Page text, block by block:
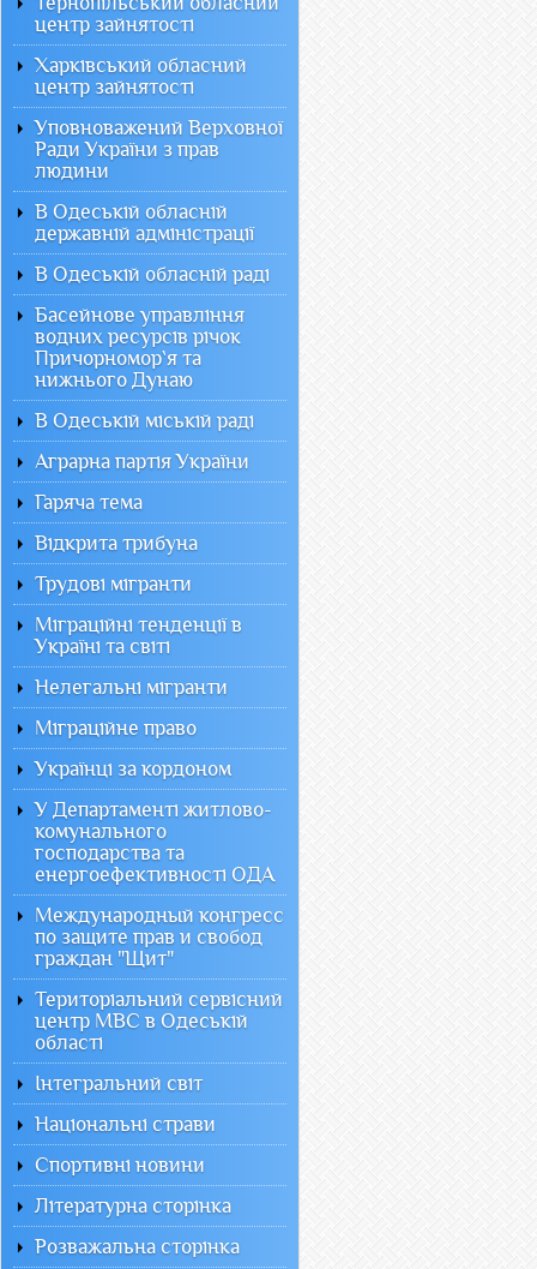
центр зайнятості
Харківський обласний
центр зайнятості
Уповноважений Верховної
Ради України з прав
людини
В Одеській обласній
державній адміністрації
В Одеській обласній раді
Басейнове управління
водних ресурсів річок
Причорномор`я та
нижнього Дунаю
В Одеській міській раді
Аграрна партія України
Гаряча тема
Відкрита трибуна
Трудові мігранти
Міграційні тенденції в
Україні та світі
Нелегальні мігранти
Міграційне право
Українці за кордоном
У Департаменті житлово-
комунального
господарства та
енергоефективності ОДА
Международный конгресс
по защите прав и свобод
граждан "Щит"
Територіальний сервісний
центр МВС в Одеській
області
Інтегральний світ
Національні страви
Спортивні новини
Літературна сторінка
Розважальна сторінка